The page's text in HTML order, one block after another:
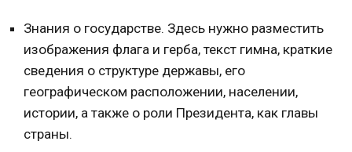
Знания о государстве. Здесь нужно разместить
изображения флага и герба, текст гимна, краткие
сведения о структуре державы, его
географическом расположении, населении,
истории, а также о роли Президента, как главы
страны.